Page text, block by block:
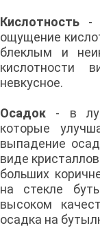
Кислотность -
ощущение
блеклым и
кислотности
невкусное.
Осадок - в
которые
выпадение
виде
больших
на стекле
высоком
осадка на